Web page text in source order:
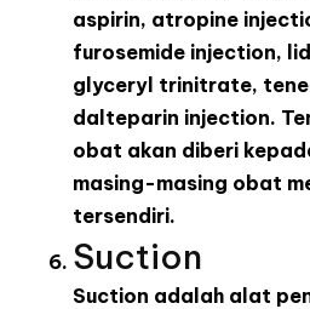
aspirin, atropine
furosemide injection,
glyceryl trinitrate,
dalteparin injection.
obat akan diberi
masing-masing obat
tersendiri.
Suction
Suction adalah alat